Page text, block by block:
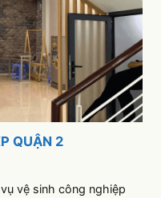
QUẬN 2
vệ sinh công nghiệp